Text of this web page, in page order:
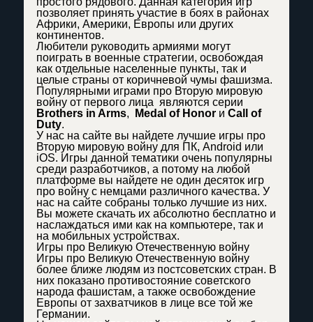
позволяет принять участие в боях в районах
Африки, Америки, Европы или других
континентов.
Любители руководить армиями могут
поиграть в военные стратегии, освобождая
как отдельные населенные пункты, так и
целые страны от коричневой чумы фашизма.
Популярными играми про Вторую мировую
войну от первого лица являются серии
Brothers in Arms, Medal of Honor и Call of
Duty.
У нас на сайте вы найдете лучшие игры про
Вторую мировую войну для ПК, Android или
iOS. Игры данной тематики очень популярны
среди разработчиков, а потому на любой
платформе вы найдете не один десяток игр
про войну с немцами различного качества. У
нас на сайте собраны только лучшие из них.
Вы можете скачать их абсолютно бесплатно и
наслаждаться ими как на компьютере, так и
на мобильных устройствах.
Игры про Великую Отечественную войну
Игры про Великую Отечественную войну
более ближе людям из постсоветских стран. В
них показано противостояние советского
народа фашистам, а также освобождение
Европы от захватчиков в лице все той же
Германии.